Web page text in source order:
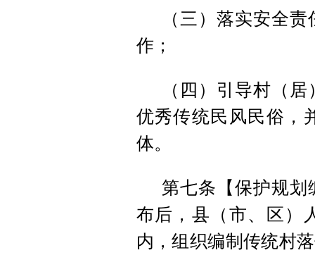
（三）落实安全
作；
（四）引导村（
优秀传统民风民俗，
体。
第七条【保护规
布后，县（市、区）
内，组织编制传统村